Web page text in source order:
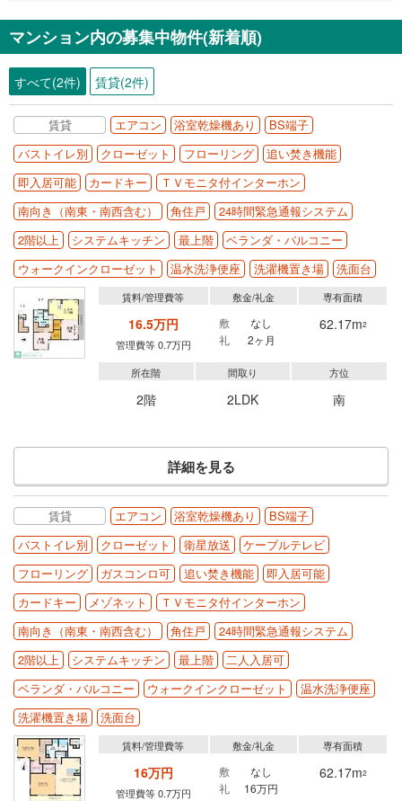
マンション内の募集中物件(新着順)
すべて(2件) 賃貸(2件)
賃貸 エアコン 浴室乾燥機あり
BS端子
バストイレ別
クローゼット フローリング
追い焚き機能
即入居可能
カードキー
ＴＶモニタ付インターホン
南向き（南東・南西含む）
角住戸
24時間緊急通報システム
2階以上
システムキッチン 最上階
ベランダ・バルコニー
ウォークインクローゼット
温水洗浄便座 洗濯機置き場 洗面台
賃料/管理費等
16.5万円
管理費等 0.7万円
敷金/礼金
敷
なし
礼
2ヶ月
専有面積
62.17m2
所在階
2階
間取り
2LDK
方位
南
詳細を見る
賃貸 エアコン 浴室乾燥機あり
BS端子
バストイレ別
クローゼット 衛星放送
ケーブルテレビ
フローリング
ガスコンロ可 追い焚き機能
即入居可能
カードキー
メゾネット
ＴＶモニタ付インターホン
南向き（南東・南西含む）
角住戸
24時間緊急通報システム
2階以上
システムキッチン 最上階
二人入居可
ベランダ・バルコニー
ウォークインクローゼット
温水洗浄便座
洗濯機置き場
洗面台
賃料/管理費等
16万円
管理費等 0.7万円
敷金/礼金
敷
なし
礼
16万円
専有面積
62.17m2